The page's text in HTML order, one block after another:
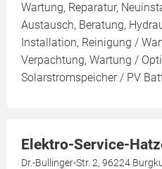
Wartung, Reparatur,
Austausch, Beratung,
Installation, Reinigung /
Verpachtung, Wartung /
Solarstromspeicher / PV
Elektro-Service-
Dr.-Bullinger-Str. 2, 96224